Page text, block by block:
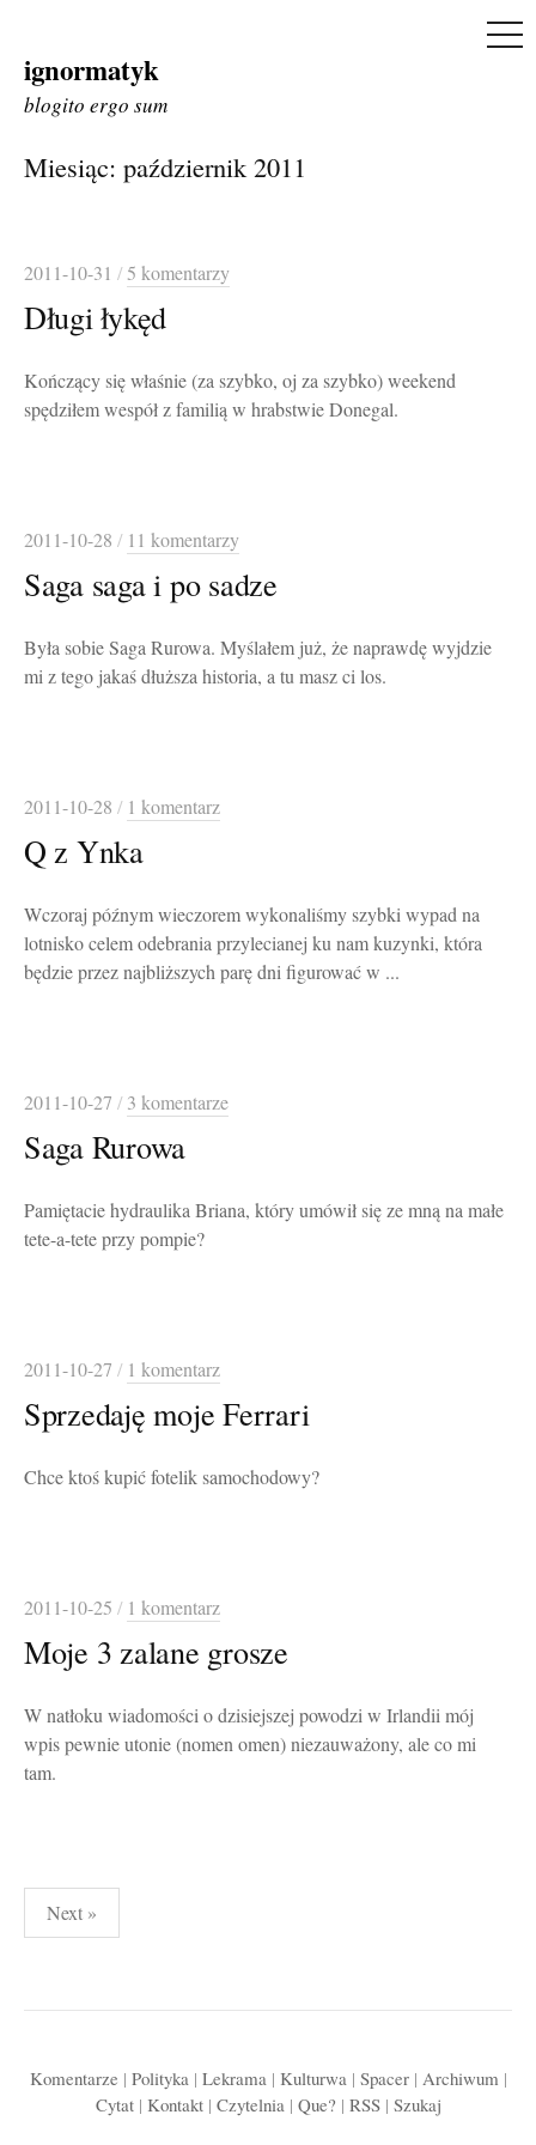
Skip
to
ignormatyk
blogito ergo sum
Miesiąc: październik 2011
2011-10-31 /5 komentarzy
Długi łykęd
Kończący się właśnie (za szybko, oj za szybko) weekend
spędziłem wespół z familią w hrabstwie Donegal.
2011-10-28 / 11 komentarzy
Saga saga i po sadze
Była sobie Saga Rurowa. Myślałem już, że naprawdę wyjdzie
mi z tego jakaś dłuższa historia, a tu masz ci los.
2011-10-28 / 1 komentarz
Q z Ynka
Wczoraj późnym wieczorem wykonaliśmy szybki wypad na
lotnisko celem odebrania przylecianej ku nam kuzynki, która
będzie przez najbliższych parę dni figurować w ...
2011-10-27 / 3 komentarze
Saga Rurowa
Pamiętacie hydraulika Briana, który umówił się ze mną na małe
tete-a-tete przy pompie?
2011-10-27 / 1 komentarz
Sprzedaję moje Ferrari
Chce ktoś kupić fotelik samochodowy?
2011-10-25 / 1 komentarz
Moje 3 zalane grosze
W natłoku wiadomości o dzisiejszej powodzi w Irlandii mój
wpis pewnie utonie (nomen omen) niezauważony, ale co mi
tam.
Stronicowanie
wpisów
Next »
Komentarze | Polityka| Lekrama| Kulturwa| Spacer| Archiwum |
Cytat| Kontakt| Czytelnia| Que? | RSS| Szukaj